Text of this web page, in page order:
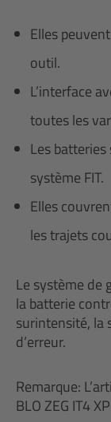
Elles
outil.
L’interface
toutes les
Les
système FIT.
Elles
les trajets
Le système de
la batterie
surintensité, la
d’erreur.
Remarque:
BLO ZEG IT4